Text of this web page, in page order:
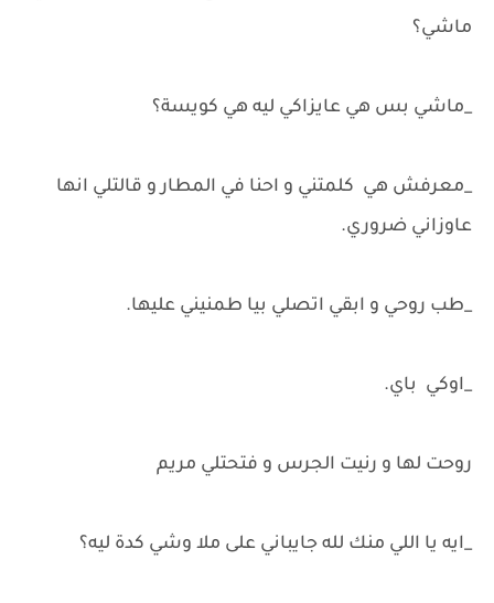
ماشي؟
_ماشي بس هي عايزاكي ليه هي كويسة؟
_معرفش هي كلمتني و احنا في المطار و قالتلي انها
عاوزاني ضروري.
_طب روحي و ابقي اتصلي بيا طمنيني عليها.
_اوكي باي.
روحت لها و رنيت الجرس و فتحتلي مريم
_ايه يا اللي منك لله جايباني على ملا وشي كدة ليه؟